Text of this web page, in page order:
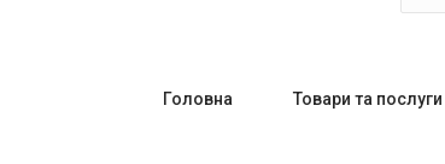
Головна Товари та послуги